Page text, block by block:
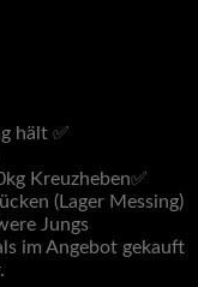
hält ✅
Kreuzheben✅
(Lager Messing)
Jungs
im Angebot gekauft